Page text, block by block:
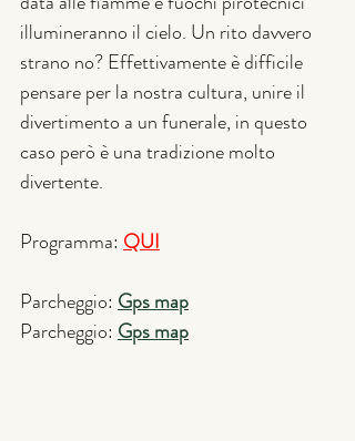
illumineranno il cielo. Un rito davvero
strano no? Effettivamente è difficile
pensare per la nostra cultura, unire il
divertimento a un funerale, in questo
caso però è una tradizione molto
divertente.
Programma: QUI
Parcheggio: Gps map
Parcheggio: Gps map